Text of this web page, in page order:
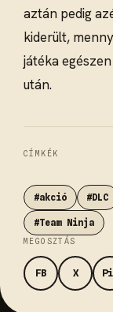
aztán pedig
kiderült,
játéka
után.
CÍMKÉK
#akció #DLC
#Team Ninja
MEGOSZTÁS
FB X